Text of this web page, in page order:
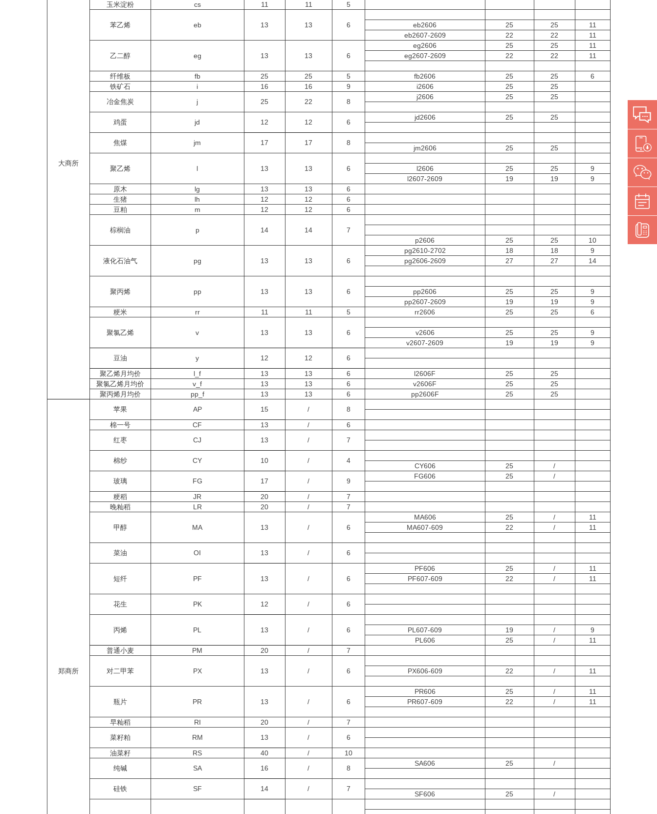
大商所
玉米淀粉
cs 11 11 5
苯乙烯 eb 13 13 6 eb2606 25 25
11
eb2607-2609
22 22 11
乙二醇 eg 13 13 6
eg2606 25 25
11
eg2607-2609
22 22 11
纤维板 fb 25 25 5 fb2606 25 25
6
铁矿石
i 16 16 9 i2606 25
25
冶金焦炭
j 25 22 8
j2606 25 25
鸡蛋 jd 12 12 6
jd2606 25 25
焦煤 jm 17 17 8
jm2606 25 25
聚乙烯 l 13 13 6 l2606 25 25
9
l2607-2609
19 19
9
原木
lg 13 13
6
生猪
lh 12 12
6
豆粕
m 12 12 6
棕榈油 p 14 14
7
p2606
25 25 10
液化石油气 pg 13 13 6
pg2610-2702 18 18
9
pg2606-2609
27 27 14
聚丙烯 pp 13 13 6 pp2606 25 25
9
pp2607-2609
19 19
9
粳米
rr 11 11 5 rr2606 25 25 6
聚氯乙烯 v 13 13 6 v2606 25 25
9
v2607-2609
19 19
9
豆油
y 12 12
6
聚乙烯月均价
l_f 13 13 6 l2606F 25
25
聚氯乙烯月均价
v_f 13 13 6 v2606F 25
25
聚丙烯月均价
pp_f 13 13 6 pp2606F 25 25
郑商所
苹果 AP 15 /
8
棉一号
CF 13 /
6
红枣
CJ 13 / 7
棉纱 CY 10 / 4
CY606 25
/
玻璃
FG 17 / 9
FG606 25 /
粳稻 JR 20 /
7
晚籼稻
LR 20 / 7
甲醇 MA 13 / 6
MA606 25 /
11
MA607-609
22 / 11
菜油 OI 13 / 6
短纤 PF 13 / 6
PF606 25 /
11
PF607-609
22 / 11
花生 PK 12 / 6
丙烯 PL 13 / 6 PL607-609 19 /
9
PL606
25 /
11
普通小麦
PM 20 / 7
对二甲苯 PX 13 / 6 PX606-609 22 / 11
瓶片 PR 13 / 6
PR606 25 /
11
PR607-609
22 / 11
早籼稻 RI 20 /
7
菜籽粕
RM 13 /
6
油菜籽
RS 40 /
10
纯碱
SA 16 / 8
SA606 25 /
硅铁 SF 14 / 7
SF606 25 /